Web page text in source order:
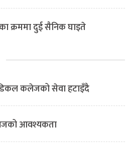
क्रममा दुई सैनिक घाइते
कलेजको सेवा हटाइँदै
आवश्यकता